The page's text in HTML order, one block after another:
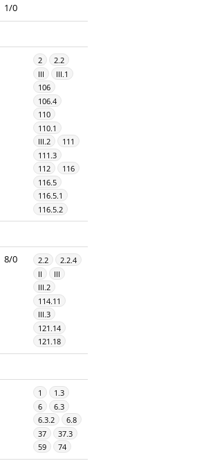
1/0
2
2.2
III
III.1
106
106.4
110
110.1
III.2
111
111.3
112
116
116.5
116.5.1
116.5.2
8/0 2.2
2.2.4
II
III
III.2
114.11
III.3
121.14
121.18
1
1.3
6
6.3
6.3.2
6.8
37
37.3
59
74